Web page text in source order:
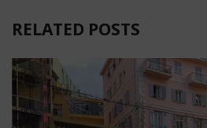
RELATED POSTS